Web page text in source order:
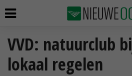
VVD: natuurclub
lokaal regelen